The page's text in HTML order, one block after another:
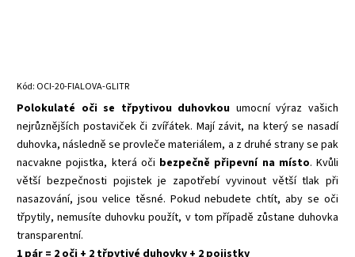
Kód: OCI-20-FIALOVA-GLITR
Polokulaté oči se třpytivou duhovkou umocní výraz vašich
nejrůznějších postaviček či zvířátek. Mají závit, na který se nasadí
duhovka, následně se provleče materiálem, a z druhé strany se pak
nacvakne pojistka, která oči bezpečně připevní na místo. Kvůli
větší bezpečnosti pojistek je zapotřebí vyvinout větší tlak při
nasazování, jsou velice těsné. Pokud nebudete chtít, aby se oči
třpytily, nemusíte duhovku použít, v tom případě zůstane duhovka
transparentní.
1 pár = 2 oči + 2 třpytivé duhovky + 2 pojistky